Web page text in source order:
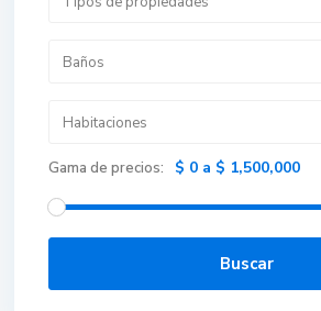
Baños
Habitaciones
Gama de precios: $ 0 a $ 1,500,000
Buscar